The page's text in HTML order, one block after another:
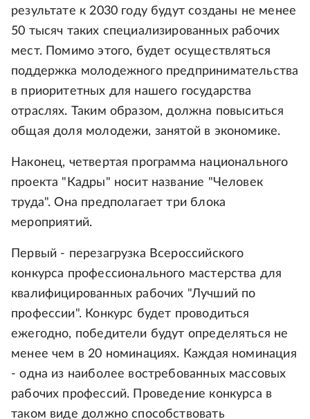
результате к 2030 году будут созданы не менее
50 тысяч таких специализированных рабочих
мест. Помимо этого, будет осуществляться
поддержка молодежного предпринимательства
в приоритетных для нашего государства
отраслях. Таким образом, должна повыситься
общая доля молодежи, занятой в экономике.
Наконец, четвертая программа национального
проекта "Кадры" носит название "Человек
труда". Она предполагает три блока
мероприятий.
Первый - перезагрузка Всероссийского
конкурса профессионального мастерства для
квалифицированных рабочих "Лучший по
профессии". Конкурс будет проводиться
ежегодно, победители будут определяться не
менее чем в 20 номинациях. Каждая номинация
- одна из наиболее востребованных массовых
рабочих профессий. Проведение конкурса в
таком виде должно способствовать